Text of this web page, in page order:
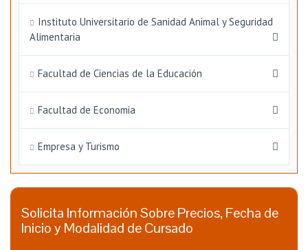
Instituto Universitario de Sanidad Animal y Seguridad
Alimentaria
Facultad de Ciencias de la Educación
Facultad de Economia
Empresa y Turismo
Solicita Información Sobre Precios, Fecha de
Inicio y Modalidad de Cursado